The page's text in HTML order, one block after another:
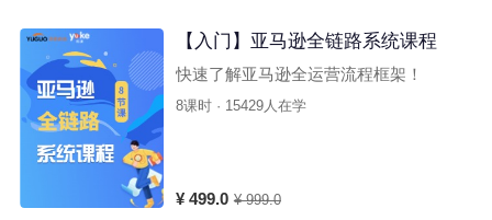
【入门】亚马逊全链路系统课程
快速了解亚马逊全运营流程框架！
8课时 · 15429人在学
¥ 499.0 ¥ 999.0